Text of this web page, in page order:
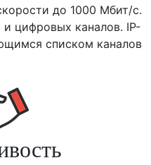
до 1000 Мбит/с.
цифровых каналов. IP-
списком каналов